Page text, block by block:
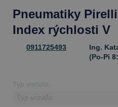
Pneumatiky
Index rýchlosti V
0911725493
Ing.
(Po-Pi
Typ vozidla: